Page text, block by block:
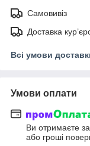
Самовивіз
Доставка
Всі умови
Умови оплати
Ви отримаєте
або гроші